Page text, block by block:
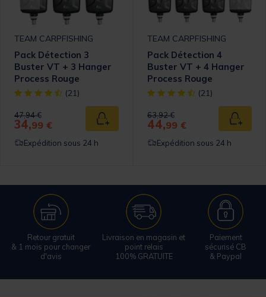
Rating
panier
TEAM CARPFISHING
Pack Détection 3
Buster VT + 3 Hanger
Process Rouge
[object Object] out of 5 Customer Rating
(21)
Price reduced from
47,94 €to
34,99 € Ajouter au panier
Expédition sous 24 h
TEAM CARPFISHING
Pack Détection 4
Buster VT + 4 Hanger
Process Rouge
[object Object] out of 5
(21)
Price reduced from
63,92 €to
44,99 €
Expédition sous 24 h
Retour gratuit
& 1 mois pour changer
d'avis
Livraison en magasin et
point relais
100% GRATUITE
Paiement
sécurisé CB
& Paypal